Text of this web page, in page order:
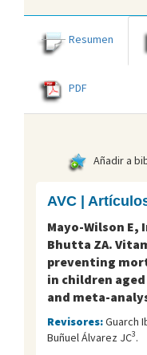
Resumen
PDF
Añadir a
AVC |
Mayo-Wilson E,
Bhutta ZA.
preventing
in children
and meta-
Revisores:Guarch
Buñuel Álvarez JC3.